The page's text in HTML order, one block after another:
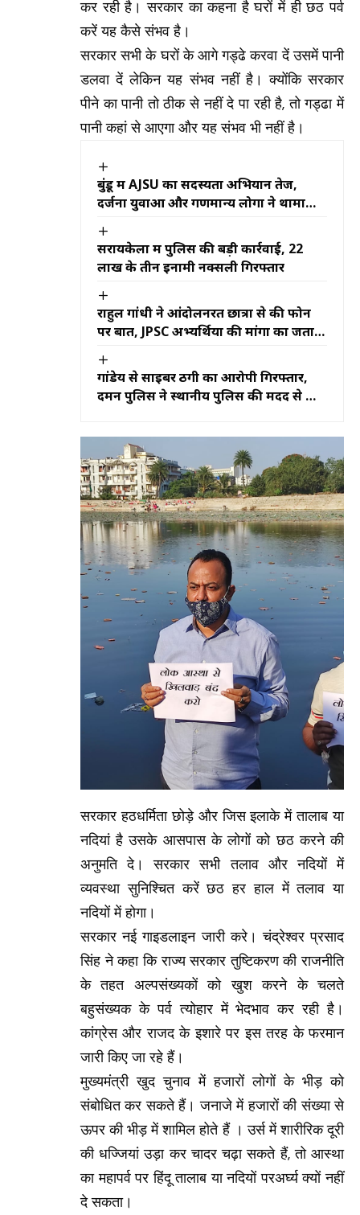
कर रही है। सरकार का कहना है घरों में ही छठ पर्व
करें यह कैसे संभव है।
सरकार सभी के घरों के आगे गड्ढे करवा दें उसमें पानी
डलवा दें लेकिन यह संभव नहीं है। क्योंकि सरकार
पीने का पानी तो ठीक से नहीं दे पा रही है, तो गड्ढा में
पानी कहां से आएगा और यह संभव भी नहीं है।
बुंडू में AJSU का सदस्यता अभियान तेज,
दर्जनों युवाओं और गणमान्य लोगों ने थामा
सरायकेला में पुलिस की बड़ी कार्रवाई, 22
लाख के तीन इनामी नक्सली गिरफ्तार
राहुल गांधी ने आंदोलनरत छात्रों से की फोन
पर बात, JPSC अभ्यर्थियों की मांगों का जताया
गांडेय से साइबर ठगी का आरोपी गिरफ्तार,
दमन पुलिस ने स्थानीय पुलिस की मदद से की
सरकार हठधर्मिता छोड़े और जिस इलाके में तालाब या
नदियां है उसके आसपास के लोगों को छठ करने की
अनुमति दे। सरकार सभी तलाव और नदियों में
व्यवस्था सुनिश्चित करें छठ हर हाल में तलाव या
नदियों में होगा।
सरकार नई गाइडलाइन जारी करे। चंद्रेश्वर प्रसाद
सिंह ने कहा कि राज्य सरकार तुष्टिकरण की राजनीति
के तहत अल्पसंख्यकों को खुश करने के चलते
बहुसंख्यक के पर्व त्योहार में भेदभाव कर रही है।
कांग्रेस और राजद के इशारे पर इस तरह के फरमान
जारी किए जा रहे हैं।
मुख्यमंत्री खुद चुनाव में हजारों लोगों के भीड़ को
संबोधित कर सकते हैं। जनाजे में हजारों की संख्या से
ऊपर की भीड़ में शामिल होते हैं । उर्स में शारीरिक दूरी
की धज्जियां उड़ा कर चादर चढ़ा सकते हैं, तो आस्था
का महापर्व पर हिंदू तालाब या नदियों परअर्घ्य क्यों नहीं
दे सकता।